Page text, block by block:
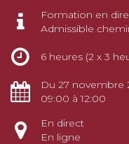
Formation en
Admissible
6 heures (2 x 3
Du 27 novembre
09:00 à 12:00
En direct
En ligne